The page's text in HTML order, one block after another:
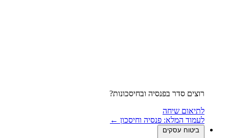
רוצים סדר בפנסיה ובחיסכונות?
לתיאום שיחה
לעמוד המלא: פנסיה וחיסכון ←
ביטוח עסקים